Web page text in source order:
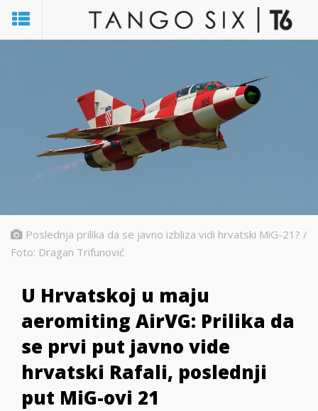
Poslednja prilika da se javno izbliza vidi hrvatski MiG-21? /
Foto: Dragan Trifunović
U Hrvatskoj u maju
aeromiting AirVG: Prilika da
se prvi put javno vide
hrvatski Rafali, poslednji
put MiG-ovi 21